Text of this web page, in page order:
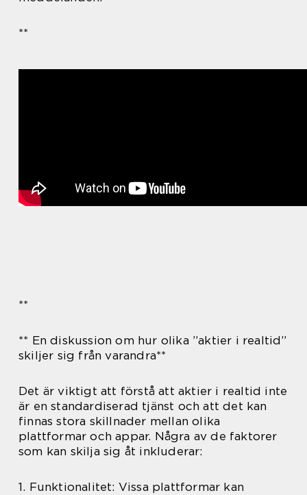
**
**
** En diskussion om hur olika ”aktier i realtid”
skiljer sig från varandra**
Det är viktigt att förstå att aktier i realtid inte
är en standardiserad tjänst och att det kan
finnas stora skillnader mellan olika
plattformar och appar. Några av de faktorer
som kan skilja sig åt inkluderar:
1. Funktionalitet: Vissa plattformar kan